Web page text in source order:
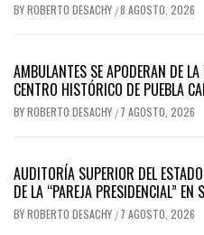
BYROBERTO DESACHY /8 AGOSTO, 2026
AMBULANTES SE APODERAN DE
CENTRO HISTÓRICO DE PUEBLA
BYROBERTO DESACHY / 7 AGOSTO, 2026
AUDITORÍA SUPERIOR DEL
DE LA “PAREJA PRESIDENCIAL”
BYROBERTO DESACHY / 7 AGOSTO, 2026